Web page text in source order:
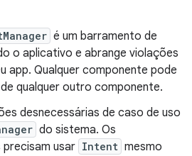
é um barramento de
o aplicativo e abrange violações
app. Qualquer componente pode
qualquer outro componente.
desnecessárias de caso de uso
do sistema. Os
usar Intent mesmo